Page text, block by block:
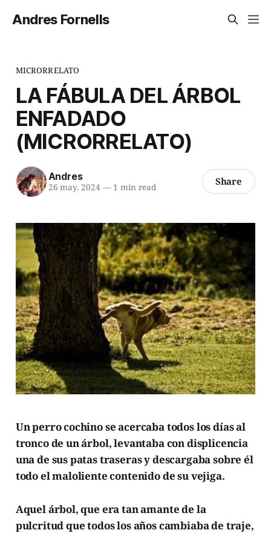
Andres Fornells
MICRORRELATO
LA FÁBULA DEL ÁRBOL
ENFADADO
(MICRORRELATO)
Andres
26 may. 2024 —1 min read Share
Un perro cochino se acercaba todos los días al
tronco de un árbol, levantaba con displicencia
una de sus patas traseras y descargaba sobre él
todo el maloliente contenido de su vejiga.
Aquel árbol, que era tan amante de la
pulcritud que todos los años cambiaba de traje,